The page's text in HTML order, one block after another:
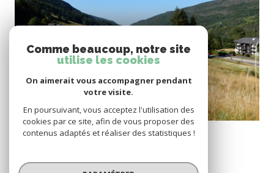
Lélex (01410)
9 Parcelles de terrain viabilisées de 495m² à 736m².
Comme beaucoup, notre site
utilise les cookies
On aimerait vous accompagner pendant
votre visite.
En poursuivant, vous acceptez l'utilisation des
cookies par ce site, afin de vous proposer des
contenus adaptés et réaliser des statistiques !